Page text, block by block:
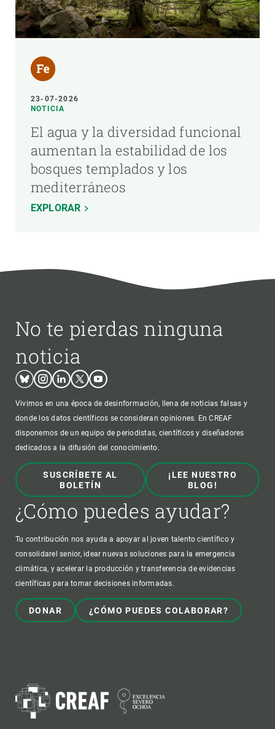
23-07-2026
NOTICIA
El agua y la diversidad funcional
aumentan la estabilidad de los
bosques templados y los
mediterráneos
EXPLORAR
No te pierdas ninguna
noticia
BlueskyInstagram
LinkedinTwitterYoutube
Vivimos en una época de desinformación, llena de noticias falsas y
donde los datos científicos se consideran opiniones. En CREAF
disponemos de un equipo de periodistas, científicos y diseñadores
dedicados a la difusión del conocimiento.
SUSCRÍBETE AL
BOLETÍN
¡LEE NUESTRO
BLOG!
¿Cómo puedes ayudar?
Tu contribución nos ayuda a apoyar al joven talento científico y
consolidarel senior, idear nuevas soluciones para la emergencia
climática, y acelerar la producción y transferencia de evidencias
científicas para tomar decisiones informadas.
DONAR ¿CÓMO PUEDES COLABORAR?